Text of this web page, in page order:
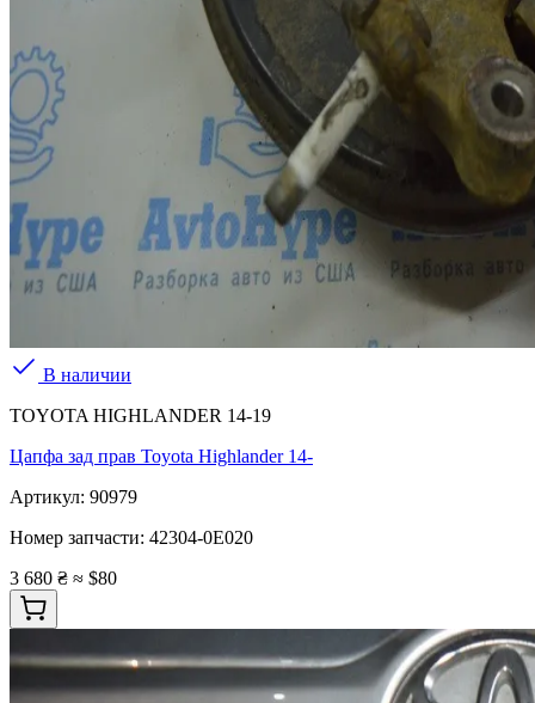
В наличии
TOYOTA HIGHLANDER 14-19
Цапфа зад прав Toyota Highlander 14-
Артикул: 90979
Номер запчасти: 42304-0E020
3 680 ₴ ≈ $80